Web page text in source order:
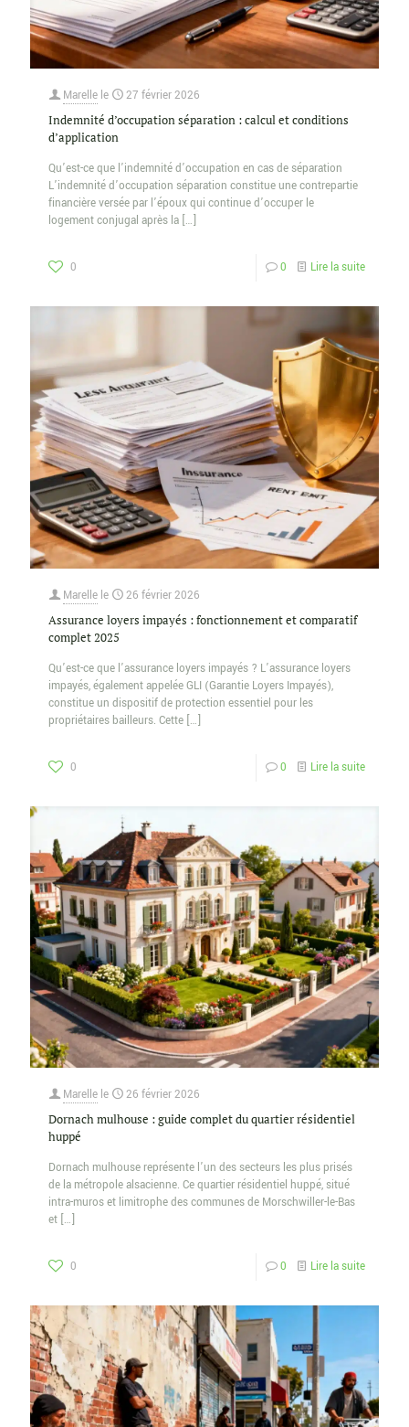
Marelle le 27 février 2026
Indemnité d’occupation séparation : calcul et conditions
d’application
Qu’est-ce que l’indemnité d’occupation en cas de séparation
L’indemnité d’occupation séparation constitue une contrepartie
financière versée par l’époux qui continue d’occuper le
logement conjugal après la […]
0 0 Lire la suite
Marelle le 26 février 2026
Assurance loyers impayés : fonctionnement et comparatif
complet 2025
Qu’est-ce que l’assurance loyers impayés ? L’assurance loyers
impayés, également appelée GLI (Garantie Loyers Impayés),
constitue un dispositif de protection essentiel pour les
propriétaires bailleurs. Cette […]
0 0 Lire la suite
Marelle le 26 février 2026
Dornach mulhouse : guide complet du quartier résidentiel
huppé
Dornach mulhouse représente l’un des secteurs les plus prisés
de la métropole alsacienne. Ce quartier résidentiel huppé, situé
intra-muros et limitrophe des communes de Morschwiller-le-Bas
et […]
0 0 Lire la suite